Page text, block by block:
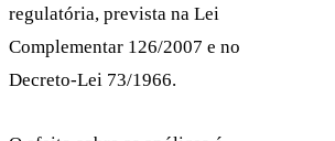
regulatória, prevista na Lei
Complementar 126/2007 e no
Decreto-Lei 73/1966.